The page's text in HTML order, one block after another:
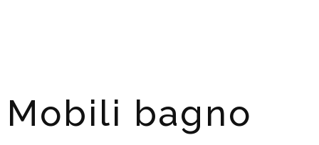
Mobili bagno